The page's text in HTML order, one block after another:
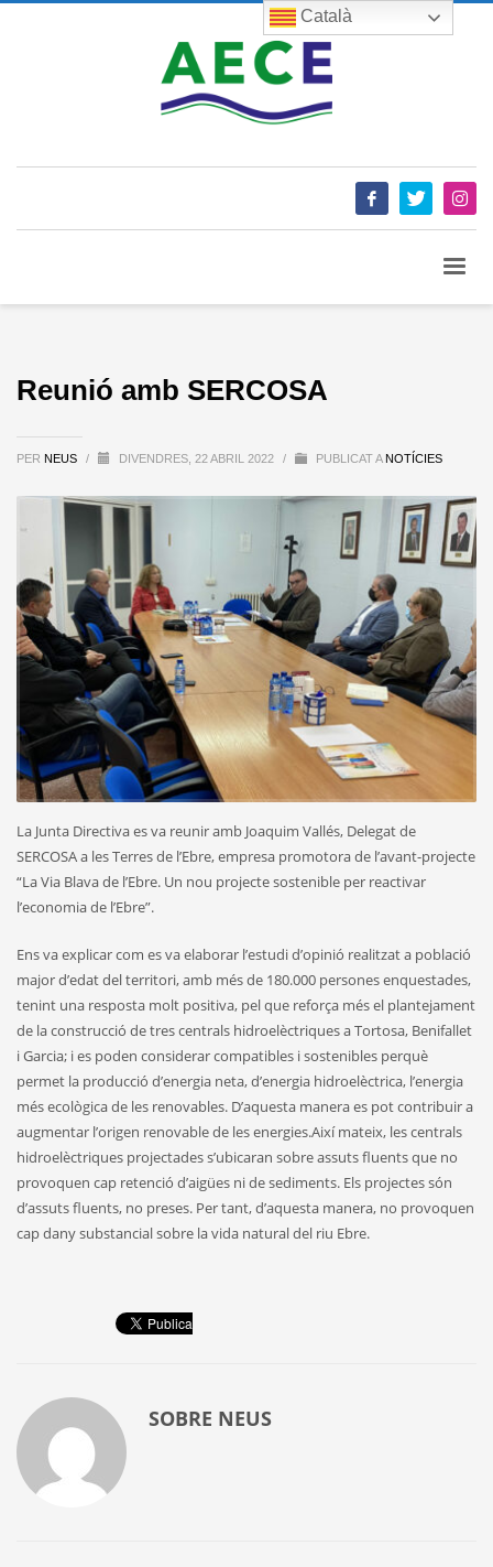
Reunió amb SERCOSA
PER NEUS / DIVENDRES, 22 ABRIL 2022 / PUBLICAT A NOTÍCIES
La Junta Directiva es va reunir amb Joaquim Vallés, Delegat de
SERCOSA a les Terres de l’Ebre, empresa promotora de l’avant-projecte
“La Via Blava de l’Ebre. Un nou projecte sostenible per reactivar
l’economia de l’Ebre”.
Ens va explicar com es va elaborar l’estudi d’opinió realitzat a població
major d’edat del territori, amb més de 180.000 persones enquestades,
tenint una resposta molt positiva, pel que reforça més el plantejament
de la construcció de tres centrals hidroelèctriques a Tortosa, Benifallet
i Garcia; i es poden considerar compatibles i sostenibles perquè
permet la producció d’energia neta, d’energia hidroelèctrica, l’energia
més ecològica de les renovables. D’aquesta manera es pot contribuir a
augmentar l’origen renovable de les energies.Així mateix, les centrals
hidroelèctriques projectades s’ubicaran sobre assuts fluents que no
provoquen cap retenció d’aigües ni de sediments. Els projectes són
d’assuts fluents, no preses. Per tant, d’aquesta manera, no provoquen
cap dany substancial sobre la vida natural del riu Ebre.
SOBRE NEUS
Català